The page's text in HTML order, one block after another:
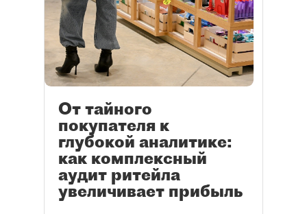
От тайного
покупателя к
глубокой аналитике:
как комплексный
аудит ритейла
увеличивает прибыль